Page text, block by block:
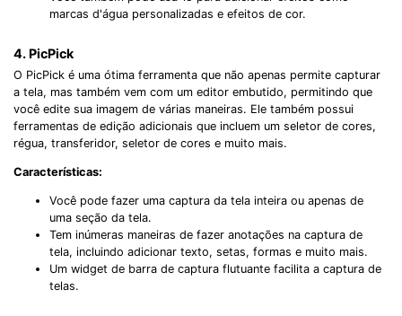
marcas d'água personalizadas e efeitos de cor.
4. PicPick
O PicPick é uma ótima ferramenta que não apenas permite capturar
a tela, mas também vem com um editor embutido, permitindo que
você edite sua imagem de várias maneiras. Ele também possui
ferramentas de edição adicionais que incluem um seletor de cores,
régua, transferidor, seletor de cores e muito mais.
Características:
Você pode fazer uma captura da tela inteira ou apenas de
uma seção da tela.
Tem inúmeras maneiras de fazer anotações na captura de
tela, incluindo adicionar texto, setas, formas e muito mais.
Um widget de barra de captura flutuante facilita a captura de
telas.